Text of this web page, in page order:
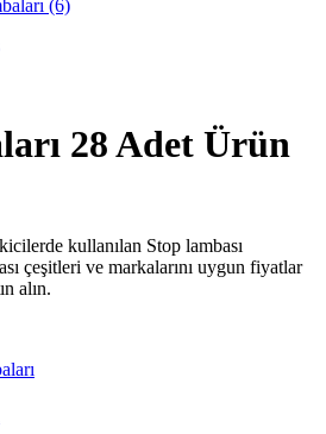
(6)
28 Adet Ürün
kullanılan Stop lambası
çeşitleri ve markalarını uygun fiyatlar
alın.